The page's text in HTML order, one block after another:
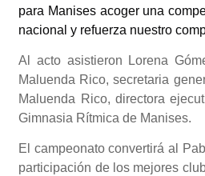
para Manises acoger una
nacional y refuerza nuestro
Al acto asistieron
Lorena
Maluenda Rico, secretaria
Maluenda Rico, directora
Gimnasia Rítmica de Manises.
El campeonato convertirá al
participación de los mejores